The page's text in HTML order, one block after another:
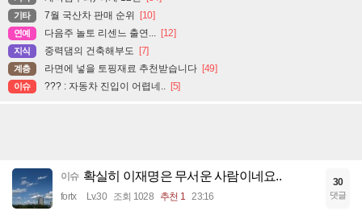
기타 7월 국산차 판매 순위 [10]
연예 다음주 놀토 리센느 출연... [12]
지식 중력댐의 건축해부도 [7]
계층 라면에 넣을 토핑재료 추천받습니다 [49]
이슈 ??? : 자동차 진입이 어렵네.. [5]
이슈 확실히 이재명은 무서운 사람이네요..
fortx Lv.30 조회 1028 추천 1 23:16
30
댓글